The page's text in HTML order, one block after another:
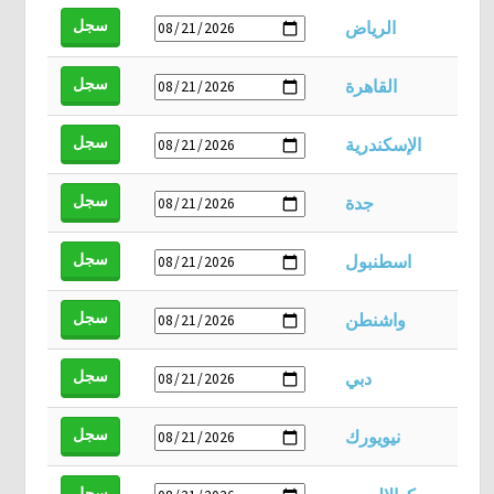
الرياض سجل
القاهرة سجل
الإسكندرية سجل
جدة سجل
اسطنبول سجل
واشنطن سجل
دبي سجل
نيويورك سجل